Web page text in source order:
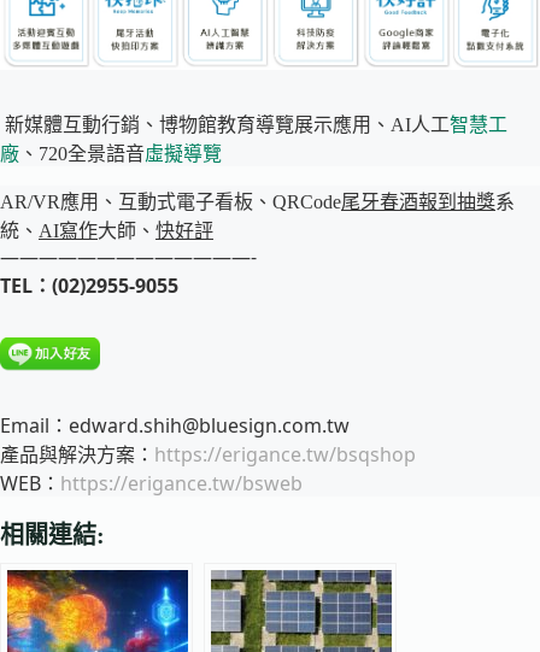
新媒體互動行銷、博物館教育導覽展示應用、AI人工智慧工
廠 、720全景語音虛擬導覽
AR/VR應用、互動式電子看板、QRCode尾牙春酒報到 抽獎系
統、 AI寫作大師、 快好評
—————————————-
TEL：(02)2955-9055
Email：edward.shih@bluesign.com.tw
產品與解決方案： https://erigance.tw/bsqshop
WEB： https://erigance.tw/bsweb
相關連結: